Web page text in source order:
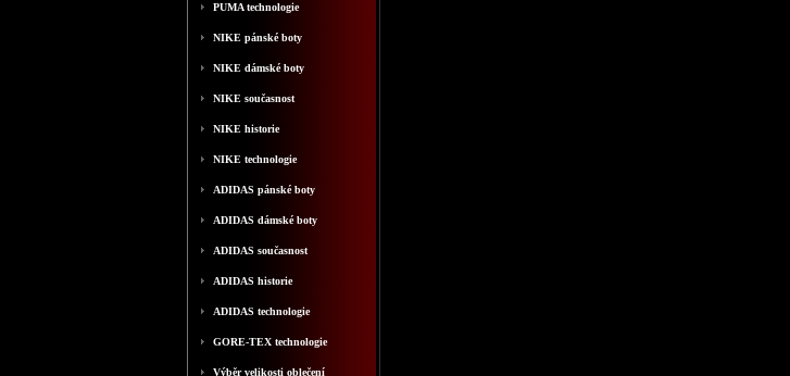
PUMA technologie
NIKE pánské boty
NIKE dámské boty
NIKE současnost
NIKE historie
NIKE technologie
ADIDAS pánské boty
ADIDAS dámské boty
ADIDAS současnost
ADIDAS historie
ADIDAS technologie
GORE-TEX technologie
Výběr velikosti oblečení